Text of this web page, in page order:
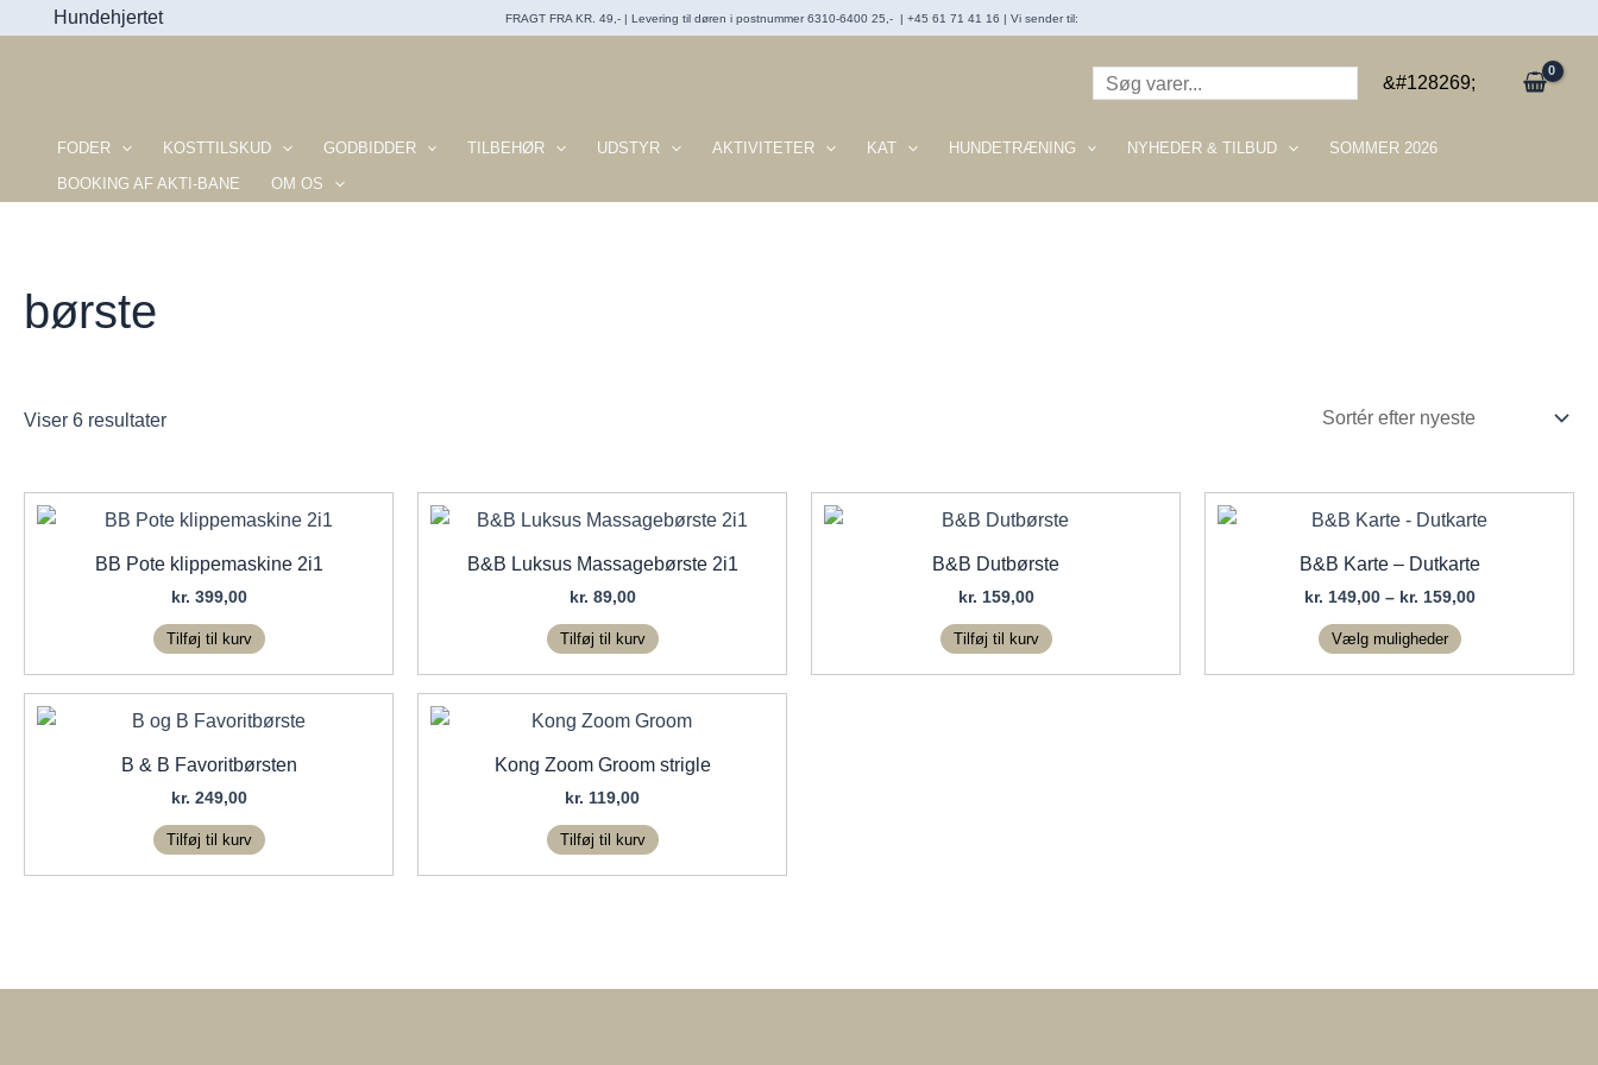
Hundehjertet FRAGT FRA KR. 49,- | Levering til døren i postnummer 6310-6400 25,- | +45 61 71 41 16 | Vi sender til:
Søg &#128269;
FODER KOSTTILSKUD GODBIDDER TILBEHØR UDSTYR AKTIVITETER KAT HUNDETRÆNING NYHEDER & TILBUD
SOMMER 2026
BOOKING AF AKTI-BANE
OM OS
børste
Viser 6 resultaterSorteret
BB Pote klippemaskine 2i1
kr. 399,00
Tilføj til kurv
B&B Luksus Massagebørste 2i1
kr. 89,00
Tilføj til kurv
B&B Dutbørste
kr. 159,00
Tilføj til kurv
B&B Karte – Dutkarte
kr. 149,00 – kr. 159,00Prisinterval:
Vælg muligheder
Dette
B & B Favoritbørsten
kr. 249,00
Tilføj til kurv
Kong Zoom Groom strigle
kr. 119,00
Tilføj til kurv